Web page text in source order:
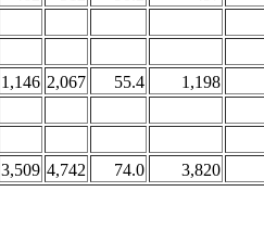
1,146 2,067 55.4 1,198
3,509 4,742 74.0 3,820